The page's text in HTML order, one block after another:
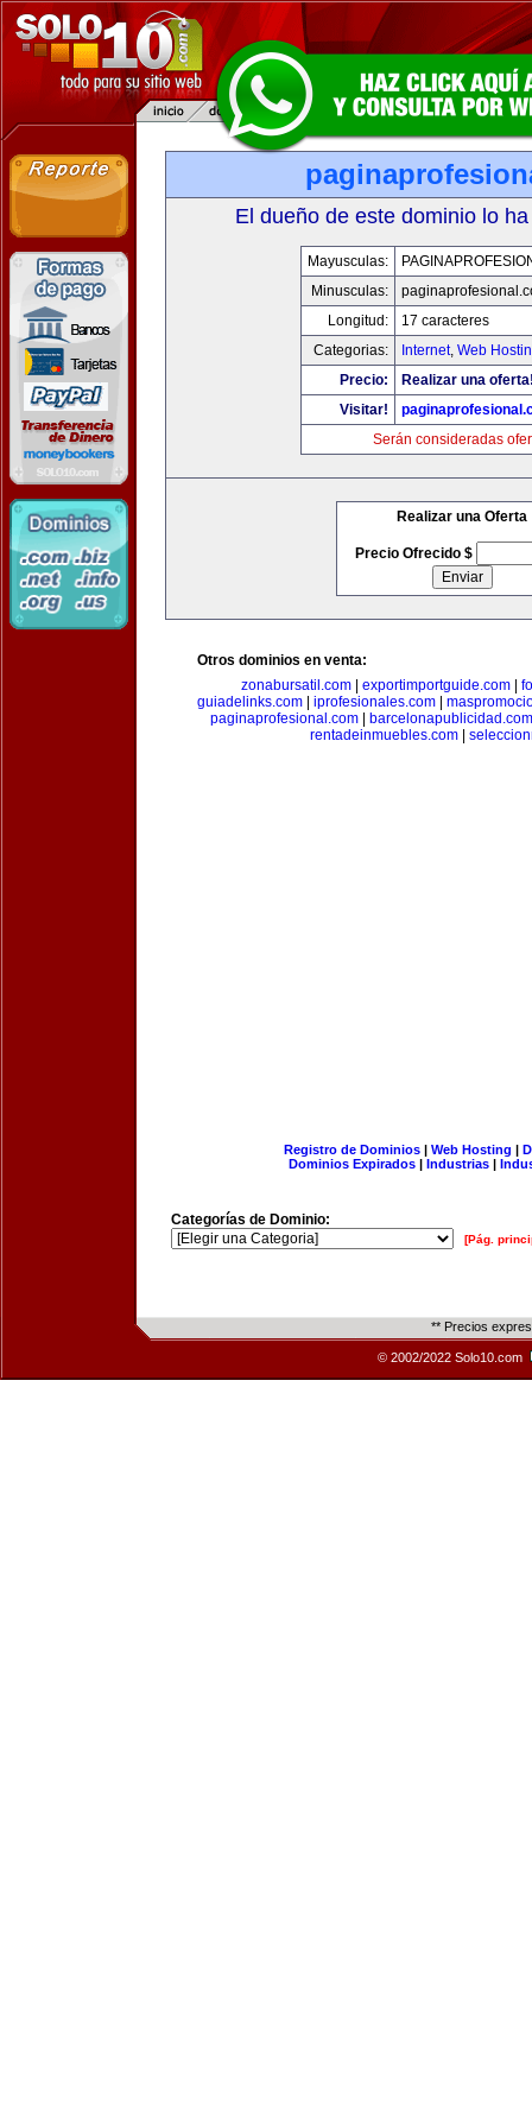
El dueño de este dominio lo
Mayusculas:
Minusculas:
Longitud:
17 caracteres
Categorias:
Internet, Web
Precio:
Realizar una
Visitar!
Serán consideradas
Realizar una Oferta
Precio Ofrecido $
Otros dominios en venta:
zonabursatil.com
exportimportguide.com
guiadelinks.com
iprofesionales.com
paginaprofesional.com|
barcelonapublicidad.com
rentadeinmuebles.com|
Registro de Dominios| Web Hosting |
Dominios Expirados | Industrias |
Categorías de Dominio:
[Pág.
** Precios
© 2002/2022 Solo10.com